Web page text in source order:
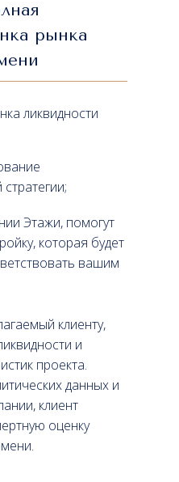
рынка
ликвидности
клиенту,
и
проекта.
данных и
клиент
оценку
Этажи, помогут
которая будет
вашим